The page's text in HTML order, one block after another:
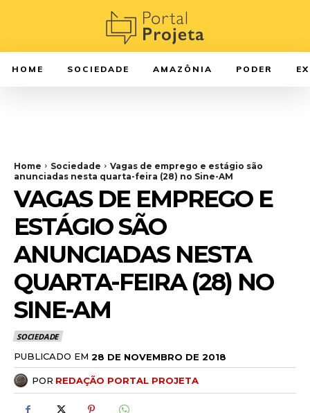
HOME SOCIEDADE AMAZÔNIA PODER
Home Sociedade
Vagas de emprego e estágio são
anunciadas nesta quarta-feira (28) no Sine-AM
VAGAS DE EMPREGO E
ESTÁGIO SÃO
ANUNCIADAS NESTA
QUARTA-FEIRA (28) NO
SINE-AM
SOCIEDADE
PUBLICADO EM 28 DE NOVEMBRO DE 2018
POR REDAÇÃO PORTAL PROJETA